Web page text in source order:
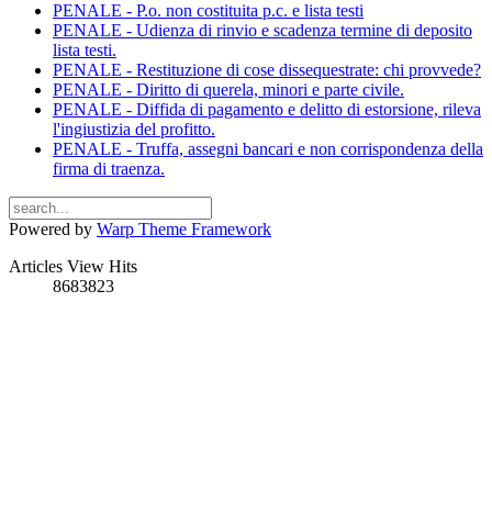
PENALE - P.o. non costituita p.c. e lista testi
PENALE - Udienza di rinvio e scadenza termine di deposito
lista testi.
PENALE - Restituzione di cose dissequestrate: chi provvede?
PENALE - Diritto di querela, minori e parte civile.
PENALE - Diffida di pagamento e delitto di estorsione, rileva
l'ingiustizia del profitto.
PENALE - Truffa, assegni bancari e non corrispondenza della
firma di traenza.
Powered by Warp Theme Framework
Articles View Hits
8683823